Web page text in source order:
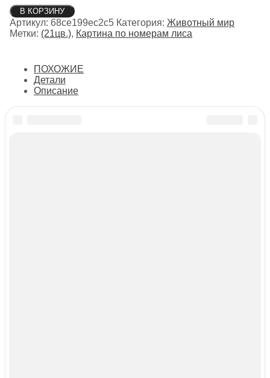
Количество
товара
Лиса
В КОРЗИНУ
Артикул: 68ce199ec2c5 Категория: Животный мир
Метки: (21цв.), Картина по номерам лиса
ПОХОЖИЕ
Детали
Описание